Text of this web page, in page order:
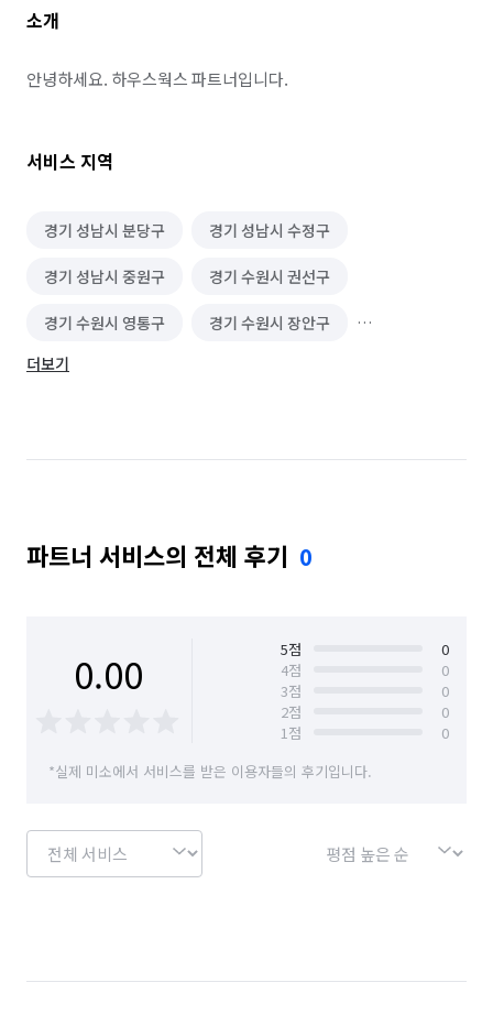
소개
안녕하세요. 하우스웍스 파트너입니다.
서비스 지역
경기 성남시 분당구 경기 성남시 수정구
경기 성남시 중원구 경기 수원시 권선구
경기 수원시 영통구 경기 수원시 장안구
경기 수원시 팔달구
경기 용인시 수지구 경기 용인시 처인구
충남 아산시 충남 천안시 동남구
경기 화성시 만세구
경기 화성시 병점구
더보기
파트너 서비스의 전체 후기 0
0.00 5점
0
4점
0
3점
0
2점
0
1점
0
*실제 미소에서 서비스를 받은 이용자들의 후기입니다.